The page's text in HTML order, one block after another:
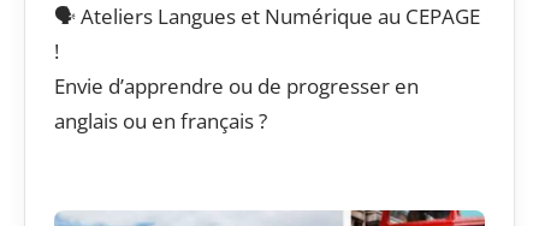
🗣️ Ateliers Langues et Numérique au CEPAGE
!
Envie d’apprendre ou de progresser en
anglais ou en français ?